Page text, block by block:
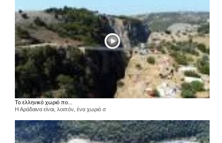
Το ελληνικό χωριό πο...
Η Αράδαινα είναι, λοιπόν, ένα χωριό σ